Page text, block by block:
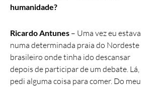
humanidade?
Ricardo Antunes – Uma vez eu estava
numa determinada praia do Nordeste
brasileiro onde tinha ido descansar
depois de participar de um debate. Lá,
pedi alguma coisa para comer. Do meu